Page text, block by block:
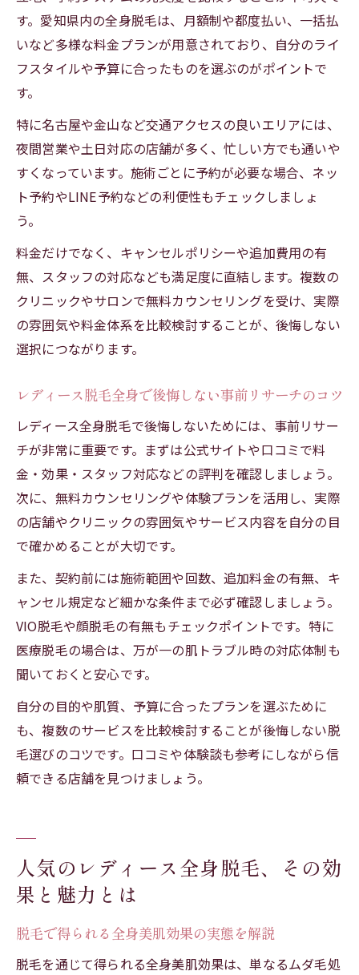
す。愛知県内の全身脱毛は、月額制や都度払い、一括払
いなど多様な料金プランが用意されており、自分のライ
フスタイルや予算に合ったものを選ぶのがポイントで
す。
特に名古屋や金山など交通アクセスの良いエリアには、
夜間営業や土日対応の店舗が多く、忙しい方でも通いや
すくなっています。施術ごとに予約が必要な場合、ネッ
ト予約やLINE予約などの利便性もチェックしましょ
う。
料金だけでなく、キャンセルポリシーや追加費用の有
無、スタッフの対応なども満足度に直結します。複数の
クリニックやサロンで無料カウンセリングを受け、実際
の雰囲気や料金体系を比較検討することが、後悔しない
選択につながります。
レディース脱毛全身で後悔しない事前リサーチのコツ
レディース全身脱毛で後悔しないためには、事前リサー
チが非常に重要です。まずは公式サイトや口コミで料
金・効果・スタッフ対応などの評判を確認しましょう。
次に、無料カウンセリングや体験プランを活用し、実際
の店舗やクリニックの雰囲気やサービス内容を自分の目
で確かめることが大切です。
また、契約前には施術範囲や回数、追加料金の有無、キ
ャンセル規定など細かな条件まで必ず確認しましょう。
VIO脱毛や顔脱毛の有無もチェックポイントです。特に
医療脱毛の場合は、万が一の肌トラブル時の対応体制も
聞いておくと安心です。
自分の目的や肌質、予算に合ったプランを選ぶために
も、複数のサービスを比較検討することが後悔しない脱
毛選びのコツです。口コミや体験談も参考にしながら信
頼できる店舗を見つけましょう。
人気のレディース全身脱毛、その効
果と魅力とは
脱毛で得られる全身美肌効果の実態を解説
脱毛を通じて得られる全身美肌効果は、単なるムダ毛処